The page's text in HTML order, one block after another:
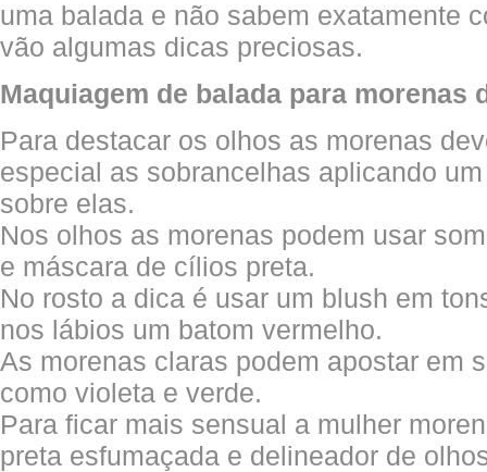
uma balada e não sabem exatamente
vão algumas dicas preciosas.
Maquiagem de balada para morenas
Para destacar os olhos as morenas
especial as sobrancelhas aplicando
sobre elas.
Nos olhos as morenas podem usar
e máscara de cílios preta.
No rosto a dica é usar um blush em
nos lábios um batom vermelho.
As morenas claras podem apostar em
como violeta e verde.
Para ficar mais sensual a mulher
preta esfumaçada e delineador de